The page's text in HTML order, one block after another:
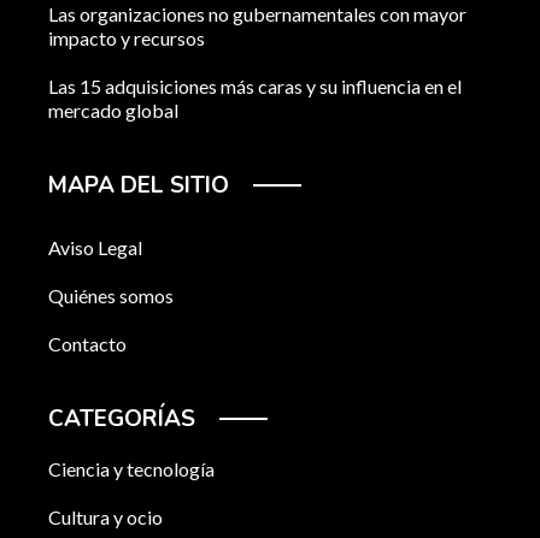
Las organizaciones no gubernamentales con mayor
impacto y recursos
Las 15 adquisiciones más caras y su influencia en el
mercado global
MAPA DEL SITIO
Aviso Legal
Quiénes somos
Contacto
CATEGORÍAS
Ciencia y tecnología
Cultura y ocio